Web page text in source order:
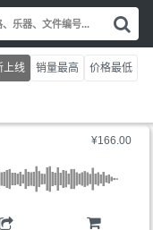
索
情
绪
乐
上线 销量最高 价格最低
¥166.00